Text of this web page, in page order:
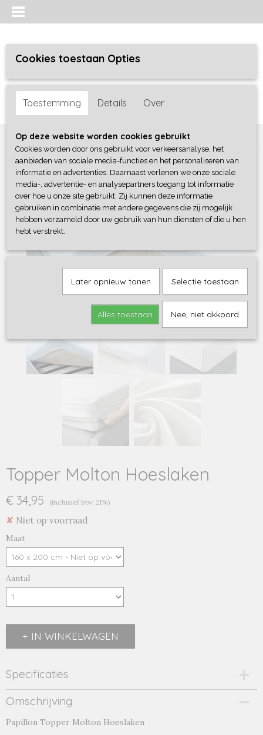
Inloggen Registreren
Home >Bedtextiel> Moltons>Topper Molton Hoeslaken
Topper Molton Hoeslaken
€ 34,95 (inclusief btw 21%)
✘ Niet op voorraad
Maat
Aantal
IN WINKELWAGEN
Specificaties
Productcode
3487-19073
Productcode leverancier
Omschrijving
Papillon Topper Molton Hoeslaken
Cookies toestaan Opties
Toestemming Details Over
Op deze website worden cookies gebruikt
Cookies worden door ons gebruikt voor verkeersanalyse, het
aanbieden van sociale media-functies en het personaliseren van
informatie en advertenties. Daarnaast verlenen we onze sociale
media-, advertentie- en analysepartners toegang tot informatie
over hoe u onze site gebruikt. Zij kunnen deze informatie
gebruiken in combinatie met andere gegevens die zij mogelijk
hebben verzameld door uw gebruik van hun diensten of die u hen
hebt verstrekt.
Later opnieuw tonen Selectie toestaan
Alles toestaan Nee, niet akkoord